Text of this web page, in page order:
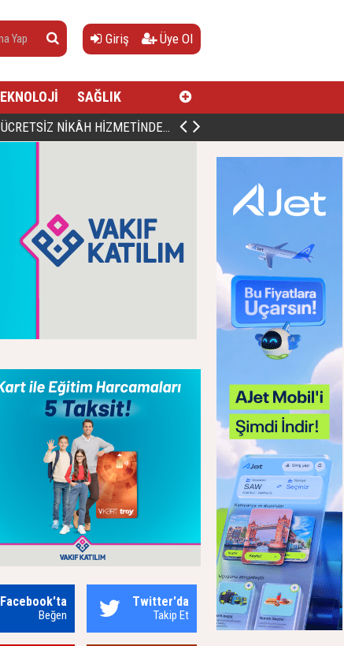
Giriş Üye Ol
SAĞLIK
DOĞUMUNUN HİCRÎ 91. YILINDA ELAZIĞ'DA YÂD EDİLECEK
Facebook'ta
Beğen
Twitter'da
Takip Et